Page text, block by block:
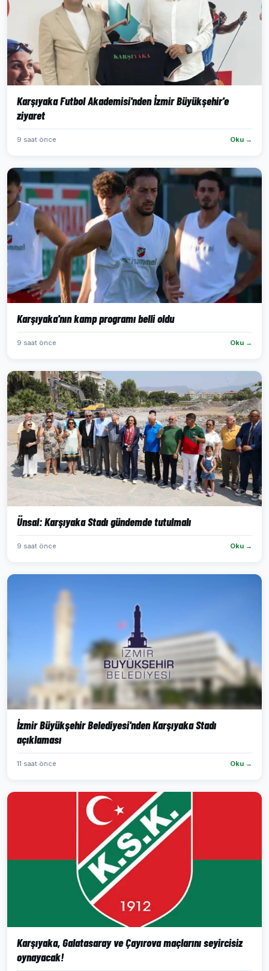
Karşıyaka Futbol Akademisi'nden İzmir Büyükşehir'e
ziyaret
9 saat önce Oku →
Karşıyaka'nın kamp programı belli oldu
9 saat önce Oku →
Ünsal: Karşıyaka Stadı gündemde tutulmalı
9 saat önce Oku →
İzmir Büyükşehir Belediyesi'nden Karşıyaka Stadı
açıklaması
11 saat önce Oku →
Karşıyaka, Galatasaray ve Çayırova maçlarını seyircisiz
oynayacak!